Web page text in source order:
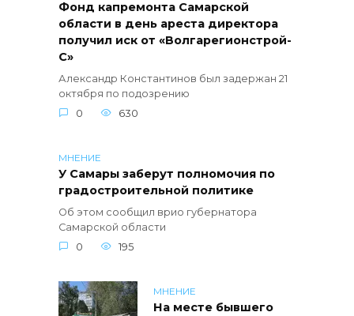
Фонд капремонта Самарской
области в день ареста директора
получил иск от «Волгарегионстрой-
С»
Александр Константинов был задержан 21
октября по подозрению
0
630
МНЕНИЕ
У Самары заберут полномочия по
градостроительной политике
Об этом сообщил врио губернатора
Самарской области
0
195
МНЕНИЕ
На месте бывшего